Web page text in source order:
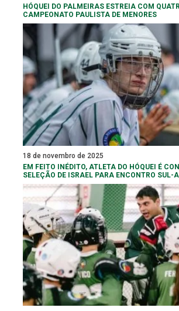
HÓQUEI DO PALMEIRAS ESTREIA COM
CAMPEONATO PAULISTA DE MENORES
18 de novembro de 2025
EM FEITO INÉDITO, ATLETA DO HÓQUEI É
SELEÇÃO DE ISRAEL PARA ENCONTRO SUL-